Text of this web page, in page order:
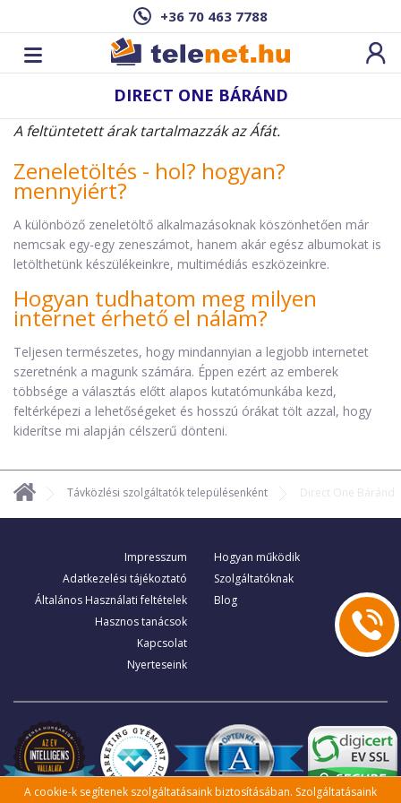
+36 70 463 7788
DIRECT ONE BÁRÁND
A feltüntetett árak tartalmazzák az Áfát.
Zeneletöltés - hol? hogyan?
mennyiért?
A különböző zeneletöltő alkalmazásoknak köszönhetően már
nemcsak egy-egy zeneszámot, hanem akár egész albumokat is
letölthetünk készülékeinkre, multimédiás eszközeinkre.
Hogyan tudhatom meg milyen
internet érhető el nálam?
Teljesen természetes, hogy mindannyian a legjobb internetet
szeretnénk a magunk számára. Éppen ezért az emberek
többsége a választás előtt alapos kutatómunkába kezd,
feltérképezi a lehetőségeket és hosszú órákat tölt azzal, hogy
kiderítse mi alapján célszerű dönteni.
Távközlési szolgáltatók településenként Direct One Báránd
Impresszum
Adatkezelési tájékoztató
Általános Használati feltételek
Hasznos tanácsok
Kapcsolat
Nyerteseink
Hogyan működik
Szolgáltatóknak
Blog
A cookie-k segítenek szolgáltatásaink biztosításában. Szolgáltatásaink